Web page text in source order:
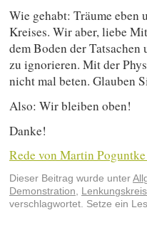
Wie gehabt: Träume eben
Kreises. Wir aber, liebe
dem Boden der
zu ignorieren. Mit der
nicht mal beten. Glauben
Also: Wir bleiben oben!
Danke!
Rede von Martin
Dieser Beitrag wurde unter
Demonstration, Lenkungskreis
verschlagwortet. Setze ein